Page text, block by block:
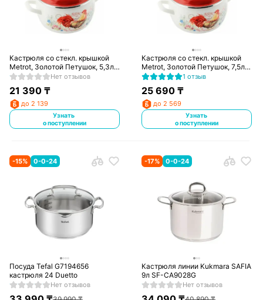
Кастрюля со стекл. крышкой
Metrot, Золотой Петушок, 5,3л,
170597
Нет отзывов
21 390₸
до 2 139
Узнать
о поступлении
Кастрюля со стекл. крышкой
Metrot, Золотой Петушок, 7,5л,
170609
1 отзыв
25 690 ₸
до 2 569
Узнать
о поступлении
-15% 0-0-24
Посуда Tefal G7194656
кастрюля 24 Duetto
Нет отзывов
-17% 0-0-24
Кастрюля линии Kukmara SAFIA
9л SF-CA9028G
Нет отзывов